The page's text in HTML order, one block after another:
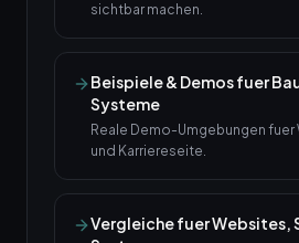
sichtbar machen.
Beispiele & Demos fuer
Systeme
Reale Demo-Umgebungen fuer
und Karriereseite.
Vergleiche fuer Websites,